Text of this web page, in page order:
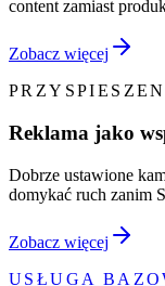
content zamiast
Zobacz więcej
Reklama jako
Dobrze ustawione
domykać ruch zanim
Zobacz więcej
USŁUGA